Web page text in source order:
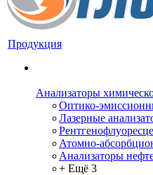
Продукция
Анализаторы
Оптико-
Лазерные
Атомно-
Анализаторы
+ Ещё 3